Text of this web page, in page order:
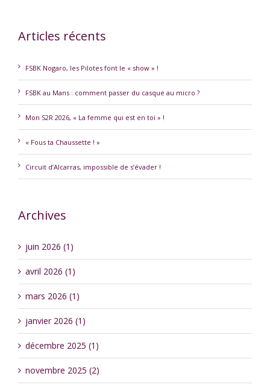
Articles récents
FSBK Nogaro, les Pilotes font le « show » !
FSBK au Mans : comment passer du casque au micro ?
Mon S2R 2026, « La femme qui est en toi » !
« Fous ta Chaussette ! »
Circuit d’Alcarras, impossible de s’évader !
Archives
juin 2026 (1)
avril 2026 (1)
mars 2026 (1)
janvier 2026 (1)
décembre 2025 (1)
novembre 2025 (2)